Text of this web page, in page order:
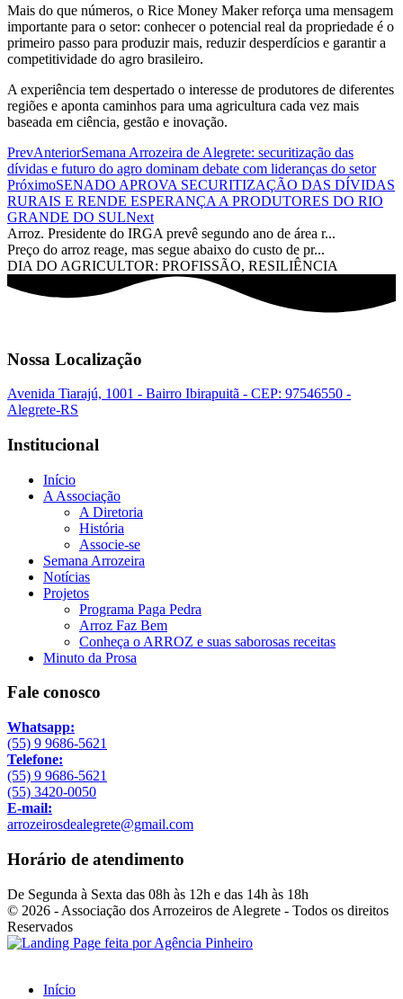
Mais do que números, o Rice Money Maker reforça uma mensagem
importante para o setor: conhecer o potencial real da propriedade é o
primeiro passo para produzir mais, reduzir desperdícios e garantir a
competitividade do agro brasileiro.
A experiência tem despertado o interesse de produtores de diferentes
regiões e aponta caminhos para uma agricultura cada vez mais
baseada em ciência, gestão e inovação.
PrevAnteriorSemana Arrozeira de Alegrete: securitização das
dívidas e futuro do agro dominam debate com lideranças do setor
PróximoSENADO APROVA SECURITIZAÇÃO DAS DÍVIDAS
RURAIS E RENDE ESPERANÇA A PRODUTORES DO RIO
GRANDE DO SULNext
Arroz. Presidente do IRGA prevê segundo ano de área r...
Preço do arroz reage, mas segue abaixo do custo de pr...
DIA DO AGRICULTOR: PROFISSÃO, RESILIÊNCIA
Nossa Localização
Avenida Tiarajú, 1001 - Bairro Ibirapuitã - CEP: 97546550 -
Alegrete-RS
Institucional
Início
A Associação
A Diretoria
História
Associe-se
Semana Arrozeira
Notícias
Projetos
Programa Paga Pedra
Arroz Faz Bem
Conheça o ARROZ e suas saborosas receitas
Minuto da Prosa
Fale conosco
Whatsapp:
(55) 9 9686-5621
Telefone:
(55) 9 9686-5621
(55) 3420-0050
E-mail:
arrozeirosdealegrete@gmail.com
Horário de atendimento
De Segunda à Sexta das 08h às 12h e das 14h às 18h
© 2026 - Associação dos Arrozeiros de Alegrete - Todos os direitos
Reservados
Início